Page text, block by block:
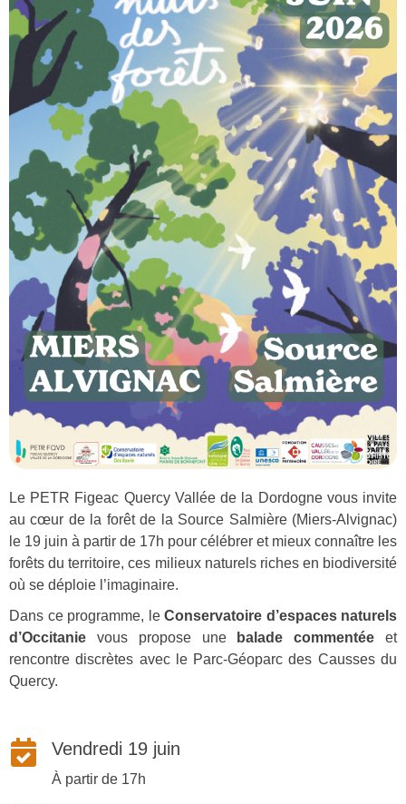
Le PETR Figeac Quercy Vallée de la Dordogne vous invite
au cœur de la forêt de la Source Salmière (Miers-Alvignac)
le 19 juin à partir de 17h pour célébrer et mieux connaître les
forêts du territoire, ces milieux naturels riches en biodiversité
où se déploie l’imaginaire.
Dans ce programme, le Conservatoire d’espaces naturels
d’Occitanie vous propose une balade commentée et
rencontre discrètes avec le Parc-Géoparc des Causses du
Quercy.
Vendredi 19 juin
À partir de 17h